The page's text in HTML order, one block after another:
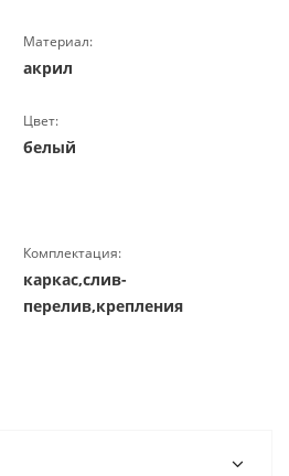
Материал:
акрил
Цвет:
белый
Комплектация:
каркас,слив-
перелив,крепления